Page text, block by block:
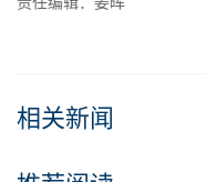
相关新闻